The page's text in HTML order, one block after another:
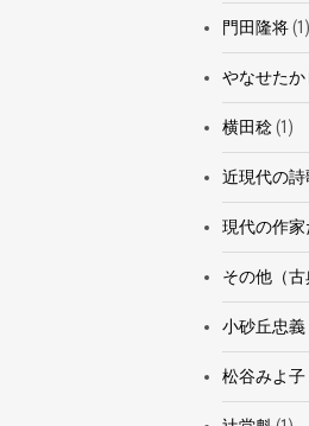
門田隆将(1)
やなせたか
横田稔(1)
近現代の詩
現代の作家
その他（古
小砂丘忠義
松谷みよ子